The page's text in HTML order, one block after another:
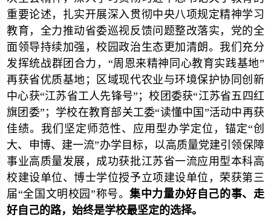
重要论述，扎实开展深入贯彻中央八项规定精神学习
教育，全力推动省委巡视反馈问题整改落实，党的全
面领导持续加强，校园政治生态更加清朗。我们充分
发挥统战群团合力，“周恩来精神同心教育实践基地”
再获省优质基地；区域现代农业与环境保护协同创新
中心获“江苏省工人先锋号”；校团委获“江苏省五四红
旗团委”；学校在教育部关工委“读懂中国”活动中再获
佳绩。我们坚定师范性、应用型办学定位，锚定“创
大、申博、建一流”办学目标，以高质量党建引领保障
事业高质量发展，成功获批江苏省一流应用型本科高
校建设单位、博士学位授予立项建设单位，荣获第三
届“全国文明校园”称号。集中力量办好自己的事、走
好自己的路，始终是学校最坚定的选择。